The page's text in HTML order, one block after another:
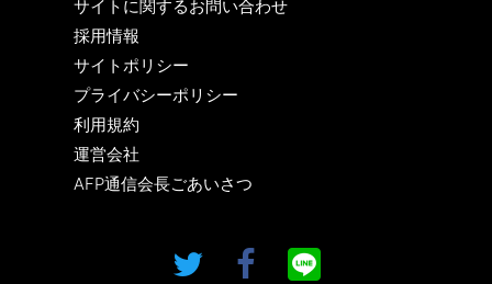
サイトに関するお問い合わせ
採用情報
サイトポリシー
プライバシーポリシー
利用規約
運営会社
AFP通信会長ごあいさつ